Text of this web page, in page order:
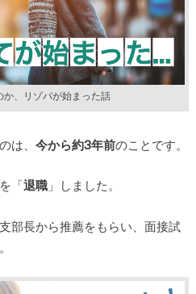
か、リゾバが始まった話
は、 今から約3年前のことです。
「退職」しました。
部長から推薦をもらい、面接試